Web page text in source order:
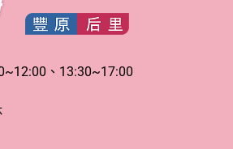
、13:30~17:00